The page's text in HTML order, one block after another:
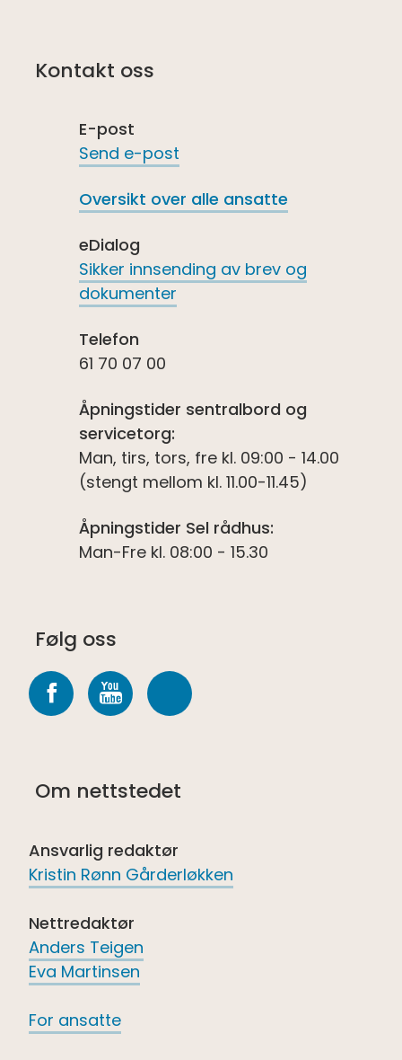
Kontakt oss
E-post
Send e-post
Oversikt over alle ansatte
eDialog
Sikker innsending av brev og
dokumenter
Telefon
61 70 07 00
Åpningstider sentralbord og
servicetorg:
Man, tirs, tors, fre kl. 09:00 - 14.00
(stengt mellom kl. 11.00-11.45)
Åpningstider Sel rådhus:
Man-Fre kl. 08:00 - 15.30
Følg oss
FacebookyoutubeSpotify
Om nettstedet
Ansvarlig redaktør
Kristin Rønn Gårderløkken
Nettredaktør
Anders Teigen
Eva Martinsen
For ansatte